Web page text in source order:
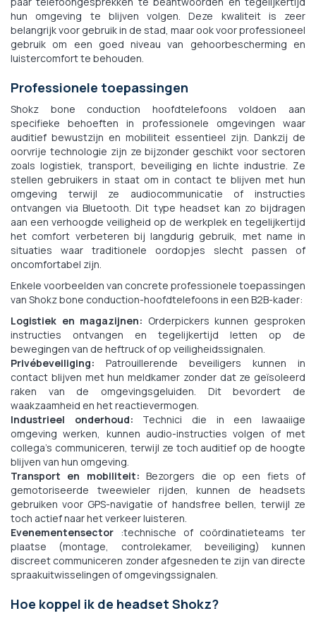
hun omgeving te blijven volgen. Deze kwaliteit is zeer
belangrijk voor gebruik in de stad, maar ook voor professioneel
gebruik om een goed niveau van gehoorbescherming en
luistercomfort te behouden.
Professionele toepassingen
Shokz bone conduction hoofdtelefoons voldoen aan
specifieke behoeften in professionele omgevingen waar
auditief bewustzijn en mobiliteit essentieel zijn. Dankzij de
oorvrije technologie zijn ze bijzonder geschikt voor sectoren
zoals logistiek, transport, beveiliging en lichte industrie. Ze
stellen gebruikers in staat om in contact te blijven met hun
omgeving terwijl ze audiocommunicatie of instructies
ontvangen via Bluetooth. Dit type headset kan zo bijdragen
aan een verhoogde veiligheid op de werkplek en tegelijkertijd
het comfort verbeteren bij langdurig gebruik, met name in
situaties waar traditionele oordopjes slecht passen of
oncomfortabel zijn.
Enkele voorbeelden van concrete professionele toepassingen
van Shokz bone conduction-hoofdtelefoons in een B2B-kader:
Logistiek en magazijnen: Orderpickers kunnen gesproken
instructies ontvangen en tegelijkertijd letten op de
bewegingen van de heftruck of op veiligheidssignalen.
Privébeveiliging: Patrouillerende beveiligers kunnen in
contact blijven met hun meldkamer zonder dat ze geïsoleerd
raken van de omgevingsgeluiden. Dit bevordert de
waakzaamheid en het reactievermogen.
Industrieel onderhoud: Technici die in een lawaaiige
omgeving werken, kunnen audio-instructies volgen of met
collega's communiceren, terwijl ze toch auditief op de hoogte
blijven van hun omgeving.
Transport en mobiliteit: Bezorgers die op een fiets of
gemotoriseerde tweewieler rijden, kunnen de headsets
gebruiken voor GPS-navigatie of handsfree bellen, terwijl ze
toch actief naar het verkeer luisteren.
Evenementensector :technische of coördinatieteams ter
plaatse (montage, controlekamer, beveiliging) kunnen
discreet communiceren zonder afgesneden te zijn van directe
spraakuitwisselingen of omgevingssignalen.
Hoe koppel ik de headset Shokz?